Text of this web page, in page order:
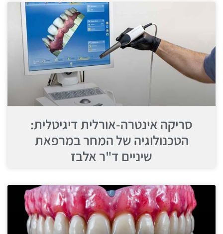
סריקה אינטרה-אורלית דיגיטלית:
הטכנולוגיה של המחר במרפאת
שיניים ד"ר אלבז